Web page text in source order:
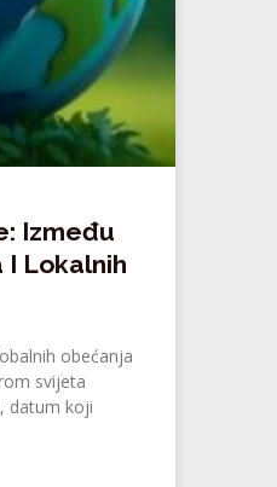
Između
I Lokalnih
obećanja
svijeta
datum koji